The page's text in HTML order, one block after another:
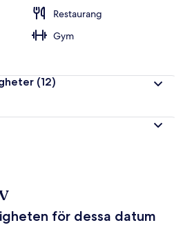
Restaurang
Gym
(12)
för dessa datum